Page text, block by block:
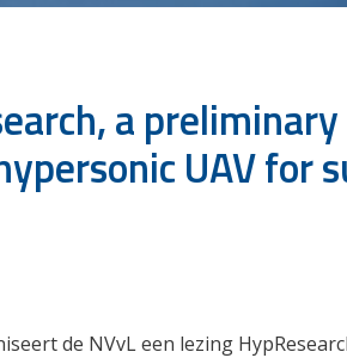
a
UAV for
de NVvL een lezing